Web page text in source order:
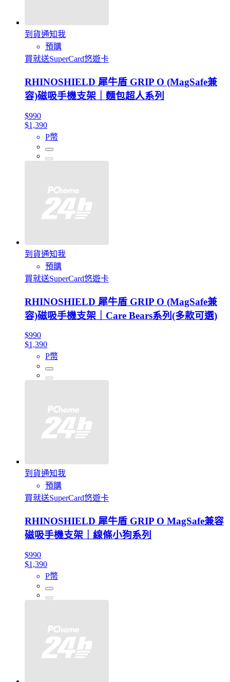
到貨通知我
預購
買就送SuperCard悠遊卡
RHINOSHIELD 犀牛盾 GRIP O (MagSafe兼
容)磁吸手機支架｜麵包超人系列
$990
$1,390
P幣
到貨通知我
預購
買就送SuperCard悠遊卡
RHINOSHIELD 犀牛盾 GRIP O (MagSafe兼
容)磁吸手機支架｜Care Bears系列(多款可選)
$990
$1,390
P幣
到貨通知我
預購
買就送SuperCard悠遊卡
RHINOSHIELD 犀牛盾 GRIP O MagSafe兼容
磁吸手機支架｜線條小狗系列
$990
$1,390
P幣